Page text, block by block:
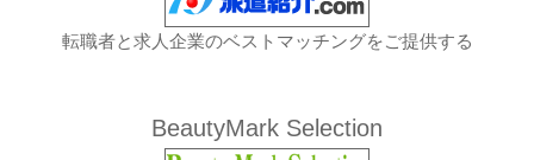
転職者と求人企業のベストマッチングをご提供する
BeautyMark Selection